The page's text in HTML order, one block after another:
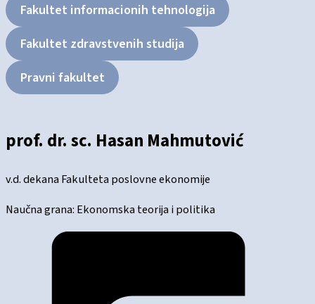
Fakultet informacionih tehnologija
Fakultet zdravstvenih studija
Pravni fakultet
prof. dr. sc. Hasan Mahmutović
v.d. dekana Fakulteta poslovne ekonomije
Naučna grana: Ekonomska teorija i politika